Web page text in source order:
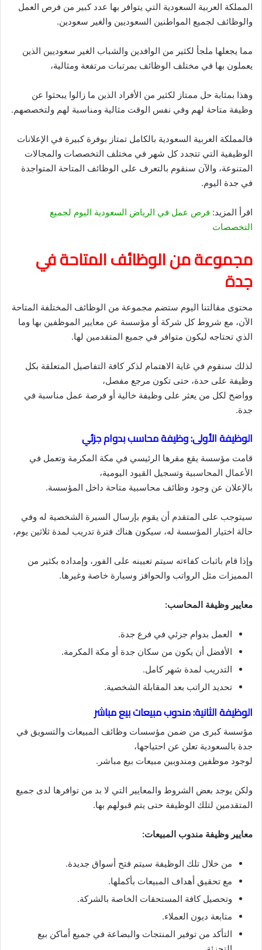
المملكة العربية السعودية التي يتوافر بها عدد كبير من فرص العمل
والوظائف لجميع المواطنين السعوديين والغير سعودين.
مما يجعلها ملجأ لكثير من الوافدين والشباب الغير سعوديين الذين
يعملون بها في مختلف الوظائف بمرتبات مرتفعة ومثالية،
وهذا بمثابة حل ممتاز لكثير من الأفراد الذين ما زالوا يبحثوا عن
وظيفة متاحة لهم وفي نفس الوقت مثالية ومناسبة لهم ولتخصصهم.
فالمملكة العربية السعودية بالكامل تمتاز بوفرة كبيرة في الإعلانات
الوظيفية التي تتجدد كل شهر في مختلف التخصصات والمجالات
المتنوعة، والآن سنقوم بالتعرف على الوظائف المتاحة المتواجدة
في جدة اليوم.
اقرأ المزيد: فرص عمل في الرياض السعودية اليوم لجميع
التخصصات
مجموعة من الوظائف المتاحة في
جدة
محتوى مقالتنا اليوم ستضم مجموعة من الوظائف المختلفة المتاحة
الآن، مع شروط كل شركة أو مؤسسة عن معايير الموظفين بها وما
الذي تحتاجه ليكون متوافر في جميع المتقدمين لها.
لذلك سنقوم في غاية الاهتمام لذكر كافة التفاصيل المتعلقة بكل
وظيفة على حدة، حتى تكون مرجع مفصل،
وواضح لكل من يعثر على وظيفة خالية أو فرصة عمل مناسبة في
جدة.
الوظيفة الأولى: وظيفة محاسب بدوام جزئي
قامت مؤسسة يقع مقرها الرئيسي في مكة المكرمة وتعمل في
الأعمال المحاسبية وتسجيل القيود اليومية،
بالإعلان عن وجود وظائف محاسبية متاحة داخل المؤسسة.
سيتوجب على المتقدم أن يقوم بإرسال السيرة الشخصية له وفي
حالة اختيار المؤسسة له، سيكون هناك فترة تدريب لمدة ثلاثين يوم،
وإذا قام باثبات كفاءته سيتم تعيينه على الفور، وإمداده بكثير من
المميزات مثل الرواتب والحوافز وسيارة خاصة وغيرها.
معايير وظيفة المحاسب:
العمل بدوام جزئي في فرع جدة.
الأفضل أن يكون من سكان جدة أو مكة المكرمة.
التدريب لمدة شهر كامل.
تحديد الراتب بعد المقابلة الشخصية.
الوظيفة الثانية: مندوب مبيعات بيع مباشر
مؤسسة كبرى من ضمن مؤسسات وظائف المبيعات والتسويق في
جدة بالسعودية تعلن عن احتياجها،
لوجود موظفين ومندوبين مبيعات بيع مباشر.
ولكن يوجد بعض الشروط والمعايير التي لا بد من توافرها لدى جميع
المتقدمين لتلك الوظيفة حتى يتم قبولهم بها.
معايير وظيفة مندوب المبيعات:
من خلال تلك الوظيفة سيتم فتح أسواق جديدة.
مع تحقيق أهداف المبيعات بأكملها.
وتحصيل كافة المستحقات الخاصة بالشركة.
متابعة ديون العملاء.
التأكد من توفير المنتجات والبضاعة في جميع أماكن بيع